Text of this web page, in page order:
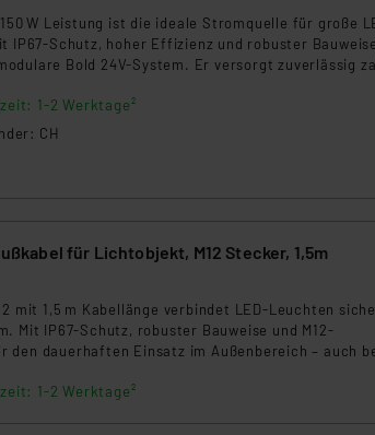
ohne dass hiergegen
stützt sich auf die
der mit der Datenübermittlung,
W Leistung ist die ideale Stromquelle für große
IP67-Schutz, hoher Effizienz und robuster
Bold 24V-System. Er versorgt zuverlässig
1-2 Werktage²
CH
für Lichtobjekt, M12 Stecker, 1,5m
mit 1,5 m Kabellänge verbindet LED-Leuchten
Mit IP67-Schutz, robuster Bauweise und M12-
dauerhaften Einsatz im Außenbereich – auch
1-2 Werktage²